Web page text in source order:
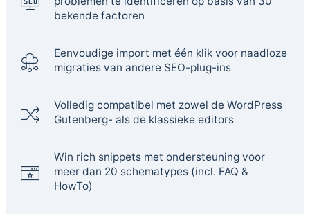
bekende factoren
Eenvoudige import met één klik voor naadloze
migraties van andere SEO-plug-ins
Volledig compatibel met zowel de WordPress
Gutenberg- als de klassieke editors
Win rich snippets met ondersteuning voor
meer dan 20 schematypes (incl. FAQ &
HowTo)